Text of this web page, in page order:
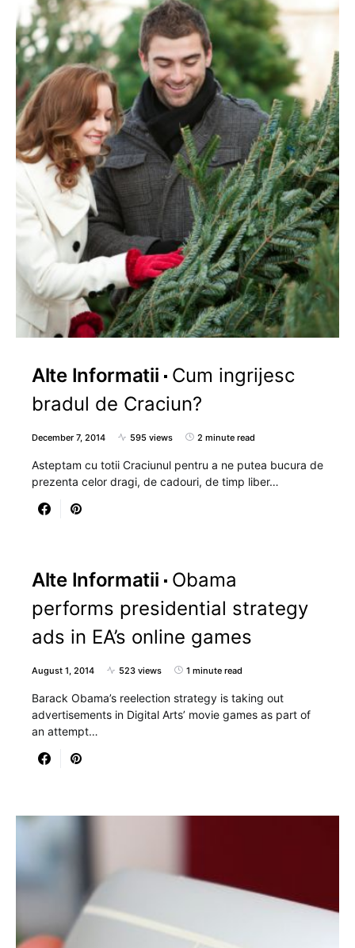
Alte Informatii
Cum ingrijesc
bradul de Craciun?
December 7, 2014 595 views 2 minute read
Asteptam cu totii Craciunul pentru a ne putea bucura de
prezenta celor dragi, de cadouri, de timp liber…
Alte Informatii
Obama
performs presidential strategy
ads in EA’s online games
August 1, 2014 523 views 1 minute read
Barack Obama’s reelection strategy is taking out
advertisements in Digital Arts’ movie games as part of
an attempt…